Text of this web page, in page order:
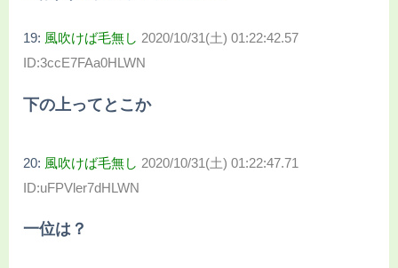
19: 風吹けば毛無し 2020/10/31(土) 01:22:42.57
ID:3ccE7FAa0HLWN
下の上ってとこか
20: 風吹けば毛無し 2020/10/31(土) 01:22:47.71
ID:uFPVler7dHLWN
一位は？